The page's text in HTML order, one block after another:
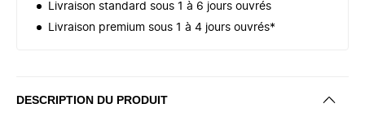
Livraison standard sous 1 à 6 jours ouvrés
Livraison premium sous 1 à 4 jours ouvrés*
DESCRIPTION DU PRODUIT